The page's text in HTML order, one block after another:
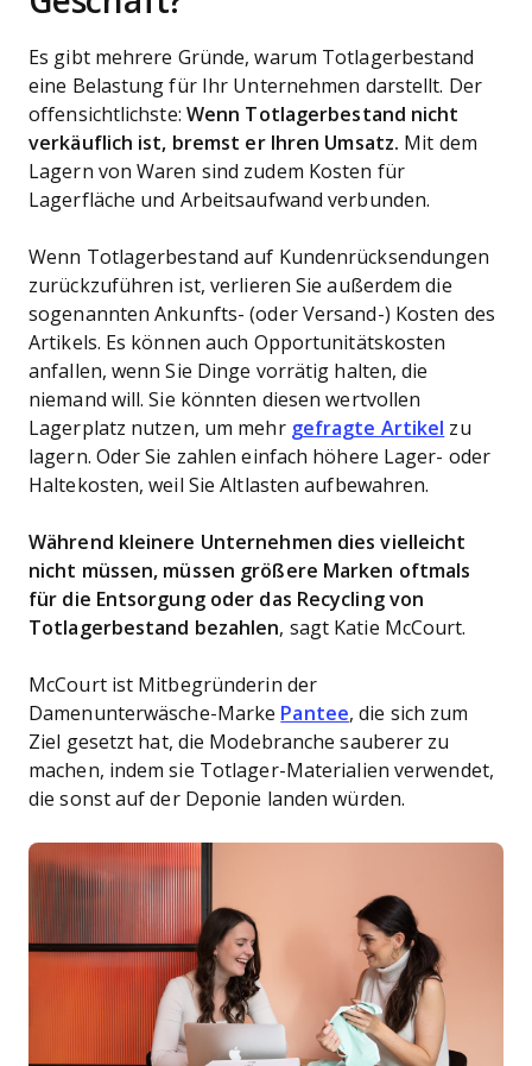
Es gibt mehrere Gründe, warum Totlagerbestand
eine Belastung für Ihr Unternehmen darstellt. Der
offensichtlichste: Wenn Totlagerbestand nicht
verkäuflich ist, bremst er Ihren Umsatz. Mit dem
Lagern von Waren sind zudem Kosten für
Lagerfläche und Arbeitsaufwand verbunden.
Wenn Totlagerbestand auf Kundenrücksendungen
zurückzuführen ist, verlieren Sie außerdem die
sogenannten Ankunfts- (oder Versand-) Kosten des
Artikels. Es können auch Opportunitätskosten
anfallen, wenn Sie Dinge vorrätig halten, die
niemand will. Sie könnten diesen wertvollen
Lagerplatz nutzen, um mehr gefragte Artikel zu
lagern. Oder Sie zahlen einfach höhere Lager- oder
Haltekosten, weil Sie Altlasten aufbewahren.
Während kleinere Unternehmen dies vielleicht
nicht müssen, müssen größere Marken oftmals
für die Entsorgung oder das Recycling von
Totlagerbestand bezahlen, sagt Katie McCourt.
McCourt ist Mitbegründerin der
Damenunterwäsche-Marke Pantee, die sich zum
Ziel gesetzt hat, die Modebranche sauberer zu
machen, indem sie Totlager-Materialien verwendet,
die sonst auf der Deponie landen würden.